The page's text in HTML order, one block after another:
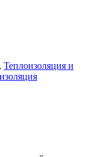
, Теплоизоляция и